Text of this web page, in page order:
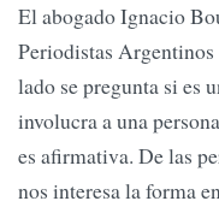
El abogado Ignacio
Periodistas
lado se pregunta si es
involucra a una
es afirmativa. De las
nos interesa la forma